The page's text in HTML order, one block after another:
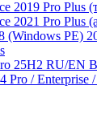
2019 Pro Plus
2021 Pro Plus
(Windows PE)
25H2 RU/EN
Pro / Enterprise